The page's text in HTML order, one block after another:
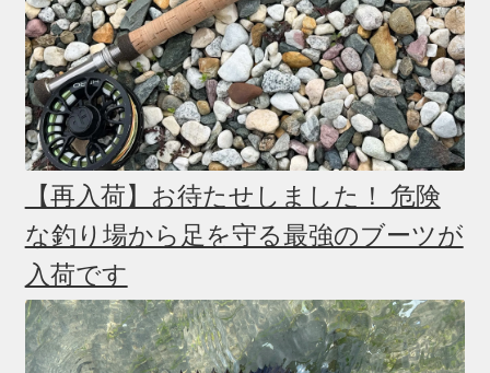
【再入荷】お待たせしました！ 危険
な釣り場から足を守る最強のブーツが
入荷です